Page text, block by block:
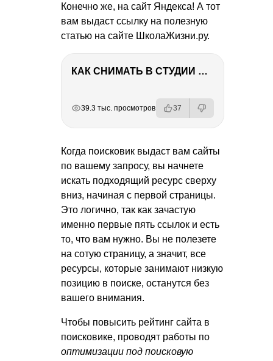
Конечно же, на сайт Яндекса! А тот
вам выдаст ссылку на полезную
статью на сайте ШколаЖизни.ру.
КАК СНИМАТЬ В СТУДИИ СО ВСПЫШКАМИ
39.3 тыс. просмотров 37
Когда поисковик выдаст вам сайты
по вашему запросу, вы начнете
искать подходящий ресурс сверху
вниз, начиная с первой страницы.
Это логично, так как зачастую
именно первые пять ссылок и есть
то, что вам нужно. Вы не полезете
на сотую страницу, а значит, все
ресурсы, которые занимают низкую
позицию в поиске, останутся без
вашего внимания.
Чтобы повысить рейтинг сайта в
поисковике, проводят работы по
оптимизации под поисковую